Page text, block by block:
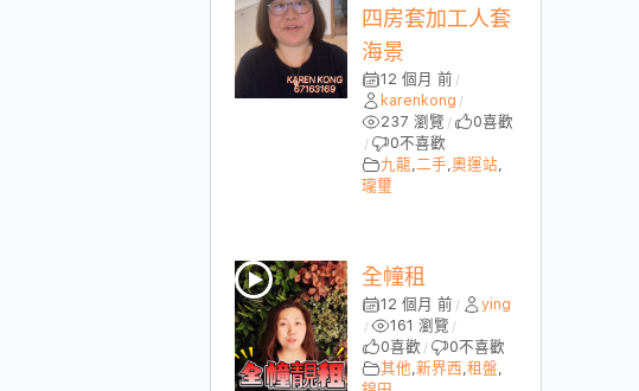
四房套加工人套
海景
12 個月 前 /
karenkong /
237 瀏覽 / 0喜歡
/ 0不喜歡
九龍,二手,奧運站,
瓏璽
全幢租
12 個月 前 / ying
/ 161 瀏覽 /
0喜歡 / 0不喜歡
其他,新界西,租盤,